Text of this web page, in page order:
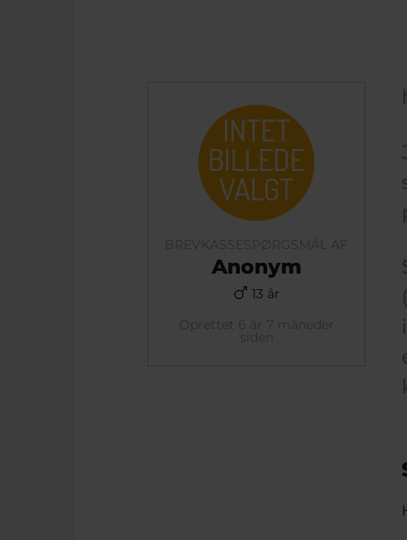
BREVKASSESPØRGSMÅL AF
Anonym
13 år
Oprettet 6 år 7 måneder
siden